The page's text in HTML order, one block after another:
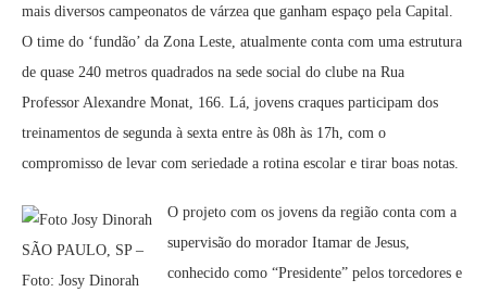
mais diversos campeonatos de várzea que ganham espaço pela Capital.
O time do ‘fundão’ da Zona Leste, atualmente conta com uma estrutura
de quase 240 metros quadrados na sede social do clube na Rua
Professor Alexandre Monat, 166. Lá, jovens craques participam dos
treinamentos de segunda à sexta entre às 08h às 17h, com o
compromisso de levar com seriedade a rotina escolar e tirar boas notas.
SÃO PAULO, SP –
Foto: Josy Dinorah
O projeto com os jovens da região conta com a
supervisão do morador Itamar de Jesus,
conhecido como “Presidente” pelos torcedores e